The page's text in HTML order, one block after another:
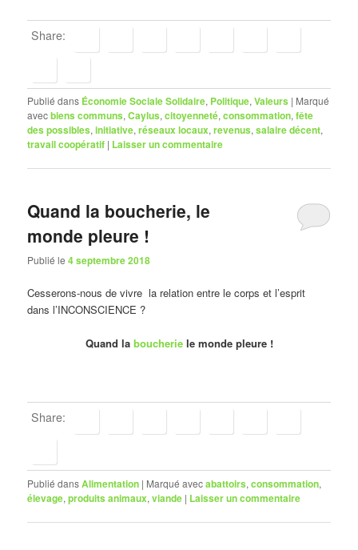
Share:
Publié dans Économie Sociale Solidaire, Politique,Valeurs | Marqué
avecbiens communs,Caylus,citoyenneté,consommation,fête
des possibles,initiative,réseaux locaux,revenus,salaire décent,
travail coopératif | Laisser un commentaire
Quand la boucherie, le
monde pleure !
Publié le4 septembre 2018
Cesserons-nous de vivre la relation entre le corps et l’esprit
dans l’INCONSCIENCE ?
Quand laboucheriele monde pleure !
Share:
Publié dansAlimentation | Marqué avecabattoirs,consommation,
élevage,produits animaux,viande | Laisser un commentaire